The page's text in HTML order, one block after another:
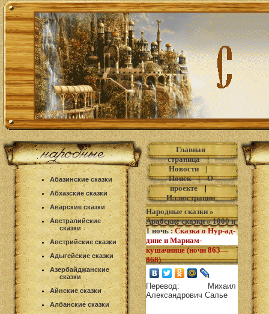
Абазинские сказки
Абхазские сказки
Аварские сказки
Австралийские
сказки
Австрийские сказки
Адыгейские сказки
Азербайджанские
сказки
Айнские сказки
Албанские сказки
Главная
страница|
Новости|
Поиск|О
проекте|
Иллюстрации
Народные сказки »
Арабские сказки»1000 и
1 ночь: Сказка о Нур-ад-
дине и Мариам-
кушачнице (ночи 863—
868)
Перевод: Михаил
Александрович Салье